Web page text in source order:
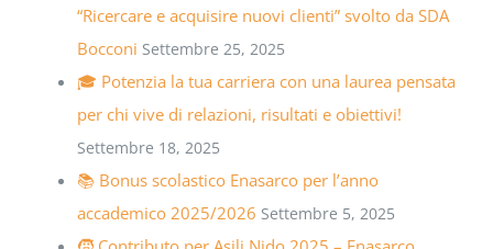
“Ricercare e acquisire nuovi clienti” svolto da SDA
Bocconi Settembre 25, 2025
🎓 Potenzia la tua carriera con una laurea pensata
per chi vive di relazioni, risultati e obiettivi!
Settembre 18, 2025
📚 Bonus scolastico Enasarco per l’anno
accademico 2025/2026 Settembre 5, 2025